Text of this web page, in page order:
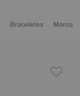
Braceletes Marca